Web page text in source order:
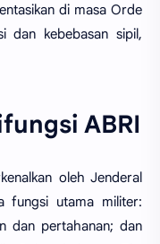
di masa Orde
dan kebebasan sipil,
ABRI
oleh Jenderal
fungsi utama militer:
dan pertahanan; dan